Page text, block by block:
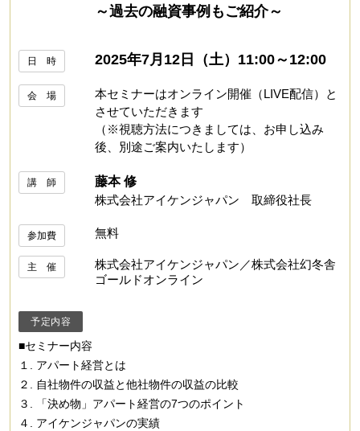
～過去の融資事例もご紹介～
日 時 2025年7月12日（土）11:00～12:00
会 場
本セミナーはオンライン開催（LIVE配信）と
させていただきます
（※視聴方法につきましては、お申し込み
後、別途ご案内いたします）
講 師
藤本 修
株式会社アイケンジャパン 取締役社長
参加費 無料
主 催
株式会社アイケンジャパン／株式会社幻冬舎
ゴールドオンライン
予定内容
■セミナー内容
１. アパート経営とは
２. 自社物件の収益と他社物件の収益の比較
３. 「決め物」アパート経営の7つのポイント
４. アイケンジャパンの実績